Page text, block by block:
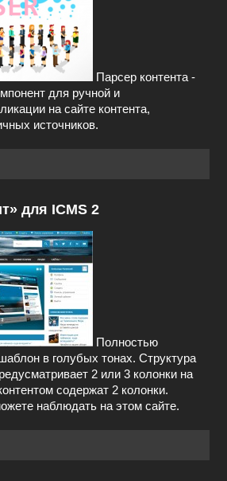
Парсер контента -
для ручной и
на сайте контента,
источников.
для ICMS 2
Полностью
в голубых тонах. Структура
2 или 3 колонки на
содержат 2 колонки.
наблюдать на этом сайте.